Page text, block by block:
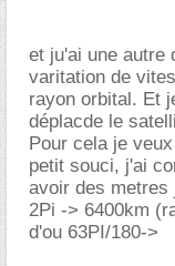
et ju'ai une autre
varitation de
rayon orbital. Et
déplacde le
Pour cela je
petit souci, j'ai
avoir des metres
2Pi -> 6400km
d'ou 63PI/180->